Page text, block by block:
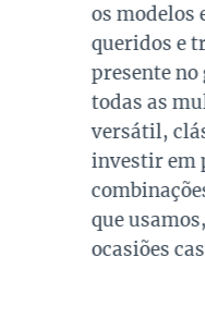
os modelos
queridos e
presente no
todas as
versátil,
investir em
que usamos,
ocasiões